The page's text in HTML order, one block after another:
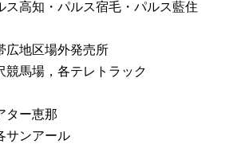
高知・パルス宿毛・パルス藍住
地区場外発売所
馬場，各テレトラック
ター恵那
サンアール